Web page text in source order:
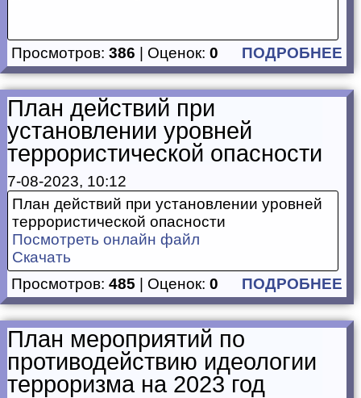
Просмотров: 386 | Оценок: 0 ПОДРОБНЕЕ
План действий при
установлении уровней
террористической опасности
7-08-2023, 10:12
План действий при установлении уровней
террористической опасности
Посмотреть онлайн файл
Скачать
Просмотров: 485 | Оценок: 0 ПОДРОБНЕЕ
План мероприятий по
противодействию идеологии
терроризма на 2023 год